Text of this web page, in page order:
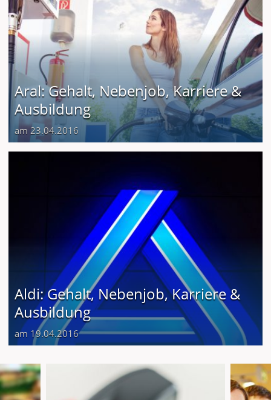
Aral: Gehalt, Nebenjob, Karriere &
Ausbildung
am 23.04.2016
Aldi: Gehalt, Nebenjob, Karriere &
Ausbildung
am 19.04.2016